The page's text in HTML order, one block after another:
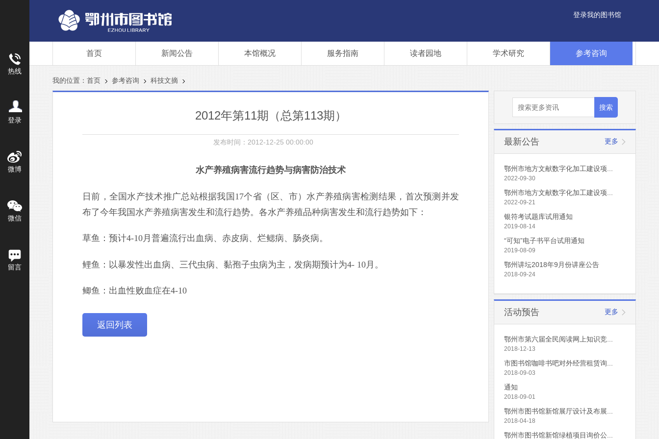
热线
登录
微博
微信
留言
登录我的图书馆
首页 新闻公告 本馆概况 服务指南 读者园地 学术研究 参考咨询
我的位置： 首页 参考咨询 科技文摘
2012年第11期（总第113期）
发布时间：2012-12-25 00:00:00
水产养殖病害流行趋势与病害防治技术
日前，全国水产技术推广总站根据我国 17个省（区、市）水产养殖病害检测结果，首次预测并发
布了今年我国水产养殖病害发生和流行趋势。各水产养殖品种病害发生和流行趋势如下：
草鱼：预计4-10月普遍流行出血病、赤皮病、烂鳃病、肠炎病。
鲤鱼：以暴发性出血病、三代虫病、黏孢子虫病为主，发病期预计为4- 10 月。
鲫鱼：出血性败血症在4-10
返回列表
最新公告 更多
鄂州市地方文献数字化加工建设项...
2022-09-30
鄂州市地方文献数字化加工建设项...
2022-09-21
银符考试题库试用通知
2019-08-14
“可知”电子书平台试用通知
2019-08-09
鄂州讲坛2018年9月份讲座公告
2018-09-24
活动预告 更多
鄂州市第六届全民阅读网上知识竞...
2018-12-13
市图书馆咖啡书吧对外经营租赁询...
2018-09-03
通知
2018-09-01
鄂州市图书馆新馆展厅设计及布展...
2018-04-18
鄂州市图书馆新馆绿植项目询价公...